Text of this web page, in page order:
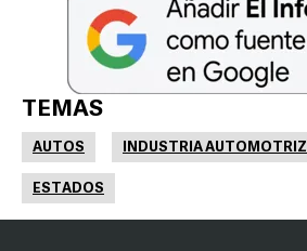
TEMAS
AUTOS INDUSTRIA AUTOMOTRIZ
ESTADOS